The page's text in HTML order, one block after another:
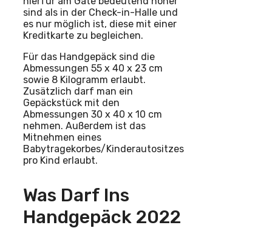
sind als in der Check-in-Halle und
es nur möglich ist, diese mit einer
Kreditkarte zu begleichen.
Für das Handgepäck sind die
Abmessungen 55 x 40 x 23 cm
sowie 8 Kilogramm erlaubt.
Zusätzlich darf man ein
Gepäckstück mit den
Abmessungen 30 x 40 x 10 cm
nehmen. Außerdem ist das
Mitnehmen eines
Babytragekorbes/Kinderautositzes
pro Kind erlaubt.
Was Darf Ins
Handgepäck 2022